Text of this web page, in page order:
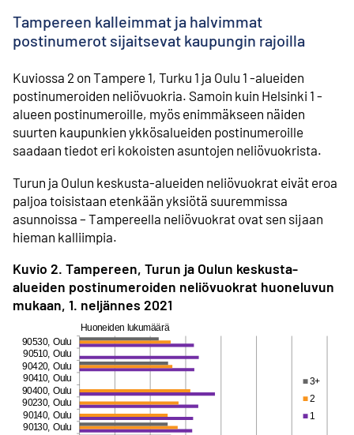
Tampereen kalleimmat ja halvimmat
postinumerot sijaitsevat kaupungin rajoilla
Kuviossa 2 on Tampere 1, Turku 1 ja Oulu 1 -alueiden
postinumeroiden neliövuokria. Samoin kuin Helsinki 1 -
alueen postinumeroille, myös enimmäkseen näiden
suurten kaupunkien ykkösalueiden postinumeroille
saadaan tiedot eri kokoisten asuntojen neliövuokrista.
Turun ja Oulun keskusta-alueiden neliövuokrat eivät eroa
paljoa toisistaan etenkään yksiötä suuremmissa
asunnoissa – Tampereella neliövuokrat ovat sen sijaan
hieman kalliimpia.
Kuvio 2. Tampereen, Turun ja Oulun keskusta-
alueiden postinumeroiden neliövuokrat huoneluvun
mukaan, 1. neljännes 2021